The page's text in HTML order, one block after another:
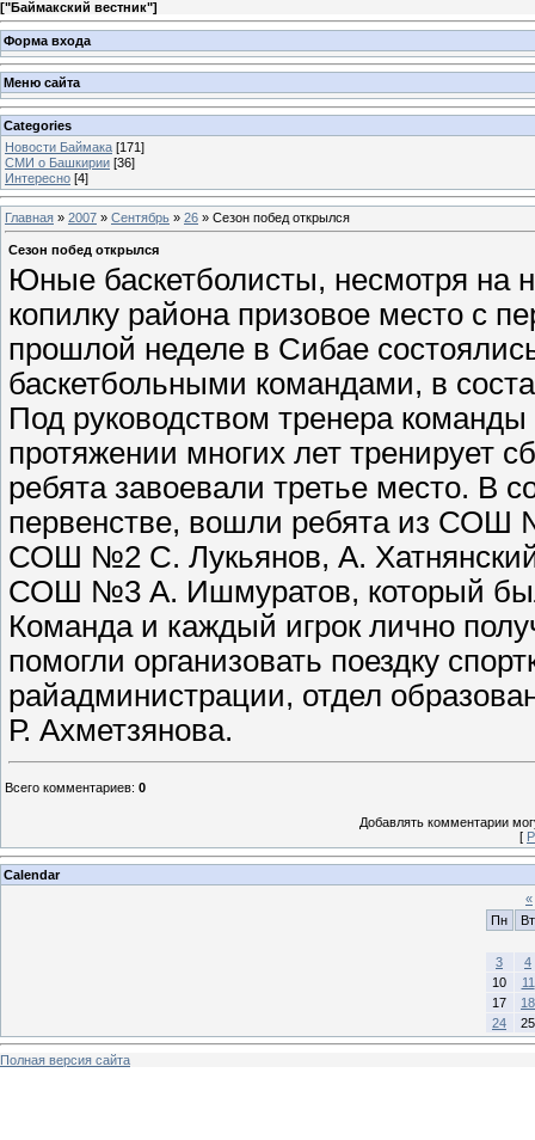
["Баймакский вестник"]
Форма входа
Меню сайта
Categories
Новости Баймака [171]
СМИ о Башкирии [36]
Интересно [4]
Главная » 2007 » Сентябрь » 26 » Сезон побед открылся
Сезон побед открылся
Юные баскетболисты, несмотря на
копилку района призовое место с
прошлой неделе в Сибае
баскетбольными командами, в
Под руководством тренера
протяжении многих лет тренирует
ребята завоевали третье место. В
первенстве, вошли ребята из
СОШ №2 С. Лукьянов, А.
СОШ №3 А. Ишмуратов, который
Команда и каждый игрок лично
помогли организовать поездку
райадминистрации, отдел
Р. Ахметзянова.
Всего комментариев: 0
Добавлять комментарии
[
Calendar
«
Пн
Вт
3
4
10
11
17
18
24
25
Полная версия сайта